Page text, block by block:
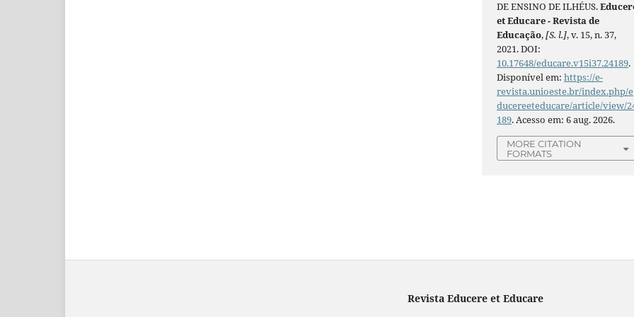
DE ENSINO DE ILHÉUS.
et Educare - Revista de
Educação,[S. l.], v. 15, n. 37,
2021. DOI:
10.17648/educare.v15i37.24189.
Disponível em:https://e-
revista.unioeste.br/index.php/e
ducereeteducare/article/view/
189. Acesso em: 6 aug. 2026.
MORE CITATION
FORMATS
Revista Educere et Educare